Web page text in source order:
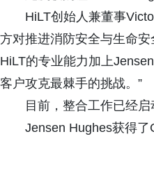
HiLT创始人兼董事
方对推进消防安全与生命
HiLT的专业能力加上
客户攻克最棘手的挑战。”
目前，整合工作已经
Jensen Hughes获得